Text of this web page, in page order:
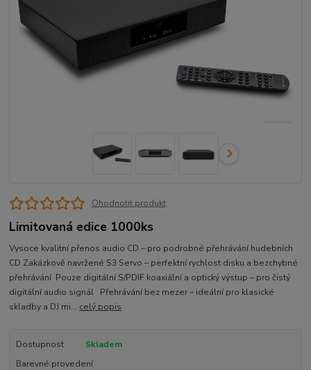
Ohodnotit produkt
Limitovaná edice 1000ks
Vysoce kvalitní přenos audio CD – pro podrobné přehrávání hudebních
CD Zakázkově navržené S3 Servo – perfektní rychlost disku a bezchybné
přehrávání Pouze digitální S/PDIF koaxiální a optický výstup – pro čistý
digitální audio signál Přehrávání bez mezer – ideální pro klasické
skladby a DJ mi... celý popis
Dostupnost
Skladem
Barevné provedení